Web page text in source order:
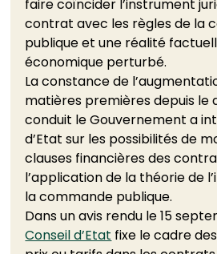
faire coïncider l’instrument
contrat avec les règles de la
publique et une réalité
économique perturbé.
La constance de
matières premières depuis le
conduit le Gouvernement a
d’Etat sur les possibilités de
clauses financières des
l’application de la théorie de
la commande publique.
Dans un avis rendu le 15
Conseil d’Etat fixe le cadre